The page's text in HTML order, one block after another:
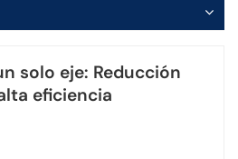
Português
solo eje: Reducción
eficiencia